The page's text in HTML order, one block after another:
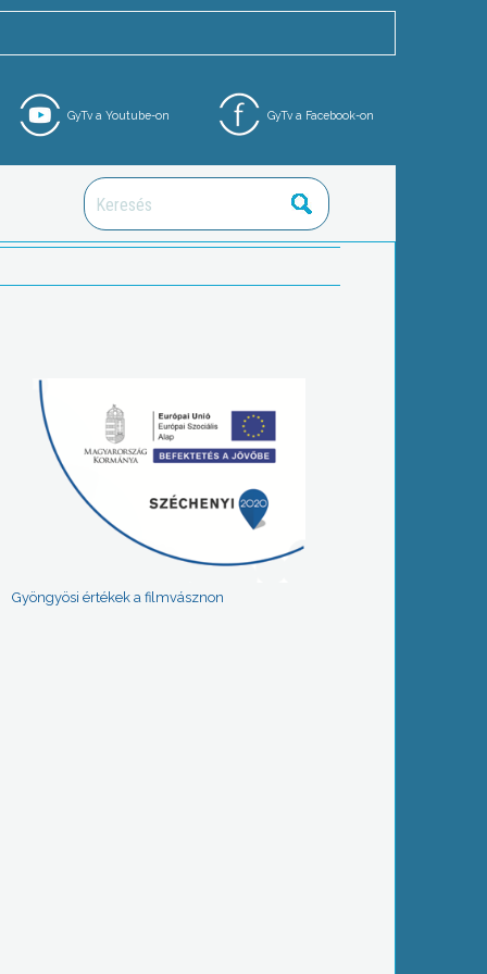
GyTv a Facebook-on
GyTv a Youtube-on
Gyöngyösi értékek a filmvásznon